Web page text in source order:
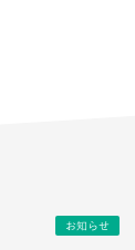
お知らせ